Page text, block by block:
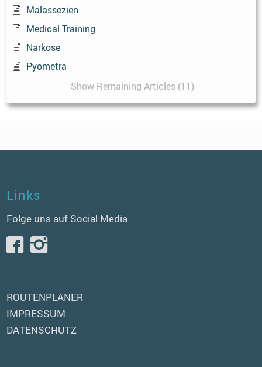
Malassezien
Medical Training
Narkose
Pyometra
Show Remaining Articles (11)
Links
Folge uns auf Social Media
ROUTENPLANER
IMPRESSUM
DATENSCHUTZ